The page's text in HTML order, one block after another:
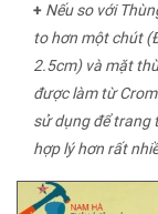
+ Nếu so với
to hơn một chút
2.5cm) và mặt
được làm từ
sử dụng để trang
hợp lý hơn rất